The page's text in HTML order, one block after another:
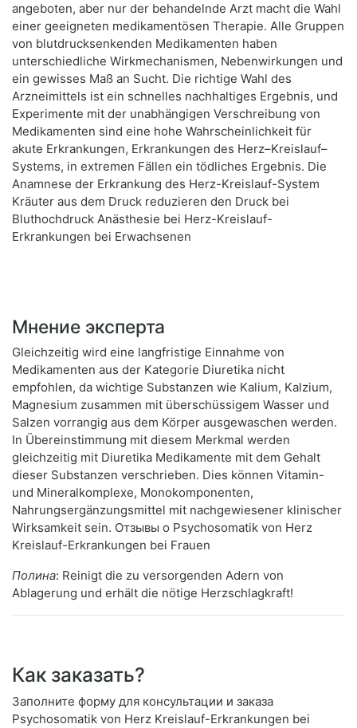
angeboten, aber nur der behandelnde Arzt macht die Wahl
einer geeigneten medikamentösen Therapie. Alle Gruppen
von blutdrucksenkenden Medikamenten haben
unterschiedliche Wirkmechanismen, Nebenwirkungen und
ein gewisses Maß an Sucht. Die richtige Wahl des
Arzneimittels ist ein schnelles nachhaltiges Ergebnis, und
Experimente mit der unabhängigen Verschreibung von
Medikamenten sind eine hohe Wahrscheinlichkeit für
akute Erkrankungen, Erkrankungen des Herz–Kreislauf–
Systems, in extremen Fällen ein tödliches Ergebnis. Die
Anamnese der Erkrankung des Herz-Kreislauf-System
Kräuter aus dem Druck reduzieren den Druck bei
Bluthochdruck Anästhesie bei Herz-Kreislauf-
Erkrankungen bei Erwachsenen
Мнение эксперта
Gleichzeitig wird eine langfristige Einnahme von
Medikamenten aus der Kategorie Diuretika nicht
empfohlen, da wichtige Substanzen wie Kalium, Kalzium,
Magnesium zusammen mit überschüssigem Wasser und
Salzen vorrangig aus dem Körper ausgewaschen werden.
In Übereinstimmung mit diesem Merkmal werden
gleichzeitig mit Diuretika Medikamente mit dem Gehalt
dieser Substanzen verschrieben. Dies können Vitamin-
und Mineralkomplexe, Monokomponenten,
Nahrungsergänzungsmittel mit nachgewiesener klinischer
Wirksamkeit sein. Отзывы о Psychosomatik von Herz
Kreislauf-Erkrankungen bei Frauen
Полина: Reinigt die zu versorgenden Adern von
Ablagerung und erhält die nötige Herzschlagkraft!
Как заказать?
Заполните форму для консультации и заказа
Psychosomatik von Herz Kreislauf-Erkrankungen bei